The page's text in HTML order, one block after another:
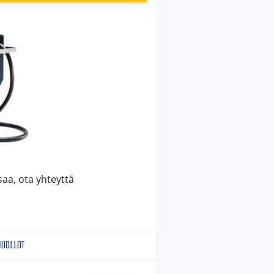
ota yhteyttä